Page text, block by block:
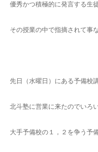
優秀かつ積極的に発言する生
その授業の中で指摘されて事
先日（水曜日）にある予備校講
北斗塾に営業に来たのでいろ
大手予備校の１，２を争う予備